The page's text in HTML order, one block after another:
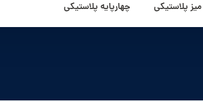
میز پلاستیکی چهارپایه پلاستیکی